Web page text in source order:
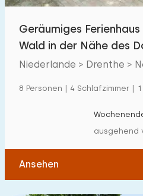
Entfernungen
Zum Meer (max. km):
Zum Wald(max. km):
5 10
1 2
Geräumiges
Wald in der Nähe des
Drenthe
Niederlande > Drenthe >
8 Personen | 4 Schlafzimmer |
ausgehend
Ansehen